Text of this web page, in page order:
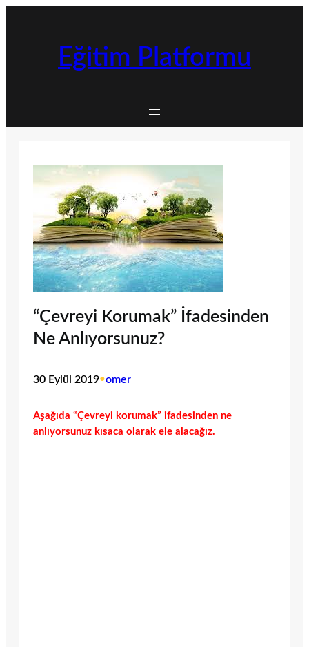
Eğitim Platformu
“Çevreyi Korumak” İfadesinden
Ne Anlıyorsunuz?
30 Eylül 2019•omer
Aşağıda “Çevreyi korumak” ifadesinden ne
anlıyorsunuz kısaca olarak ele alacağız.